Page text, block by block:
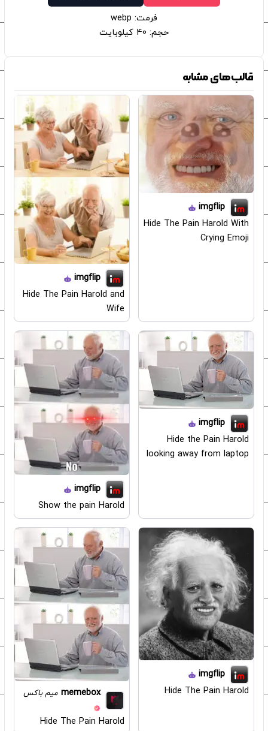
فرمت: webp
حجم: 40 کیلوبایت
قالب‌های مشابه
imgflip
Hide The Pain Harold With
Crying Emoji
imgflip
Hide The Pain Harold and
Wife
imgflip
Hide the Pain Harold
looking away from laptop
imgflip
Show the pain Harold
imgflip
Hide The Pain Harold
memebox میم باکس
Hide The Pain Harold